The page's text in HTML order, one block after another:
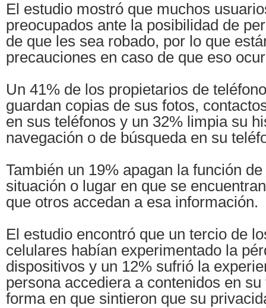
El estudio mostró que muchos
preocupados ante la posibilidad de
de que les sea robado, por lo que
precauciones en caso de que eso
Un 41% de los propietarios de
guardan copias de sus fotos,
en sus teléfonos y un 32% limpia su
navegación o de búsqueda en su
También un 19% apagan la función
situación o lugar en que se
que otros accedan a esa información.
El estudio encontró que un tercio de
celulares habían experimentado la
dispositivos y un 12% sufrió la
persona accediera a contenidos en
forma en que sintieron que su